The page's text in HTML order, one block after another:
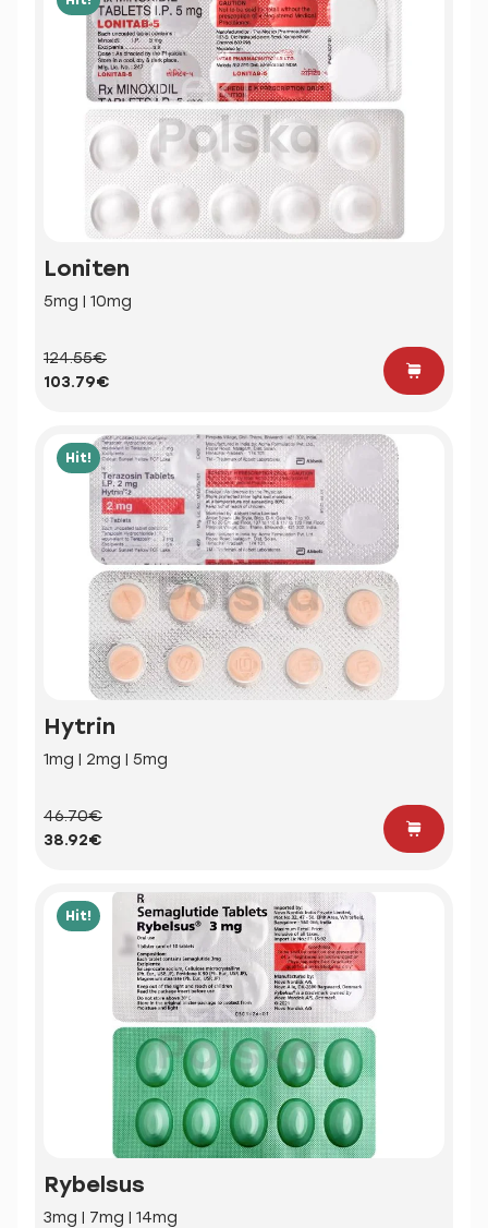
Loniten
5mg | 10mg
124.55€
103.79€
Hit!
Hytrin
1mg | 2mg | 5mg
46.70€
38.92€
Hit!
Rybelsus
3mg | 7mg | 14mg